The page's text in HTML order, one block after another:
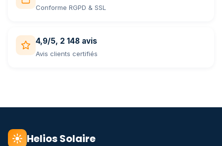
Conforme RGPD & SSL
4,9/5, 2 148 avis
Avis clients certifiés
Helios Solaire